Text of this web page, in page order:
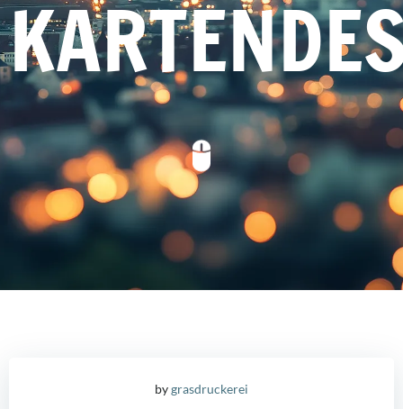
bygrasdruckerei